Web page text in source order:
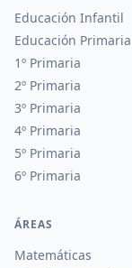
Educación Infantil
Educación Primaria
1º Primaria
2º Primaria
3º Primaria
4º Primaria
5º Primaria
6º Primaria
ÁREAS
Matemáticas